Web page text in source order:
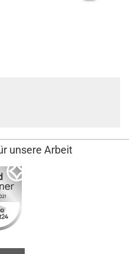
unsere Arbeit